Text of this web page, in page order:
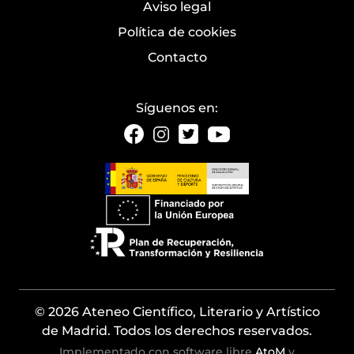
Aviso legal
Política de cookies
Contacto
Síguenos en:
© 2026 Ateneo Científico, Literario y Artístico
de Madrid. Todos los derechos reservados.